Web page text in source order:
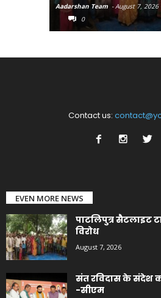
Aadarshan Team - August 7, 2026
0
Contact us:
EVEN MORE NEWS
पाटलिपुत्र सैटलाइट
विरोध
August 7, 2026
संत रविदास के संदेश
-सीएम